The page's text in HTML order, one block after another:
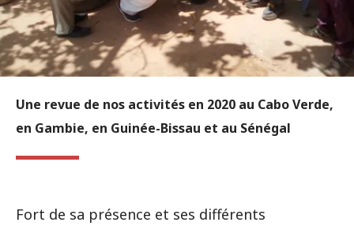
Une revue de nos activités en 2020 au Cabo Verde,
en Gambie, en Guinée-Bissau et au Sénégal
Fort de sa présence et ses différents